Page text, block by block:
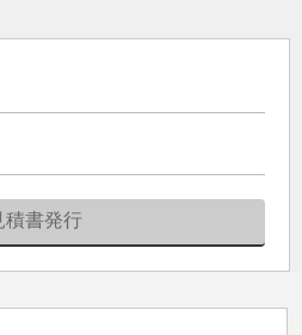
積書発行